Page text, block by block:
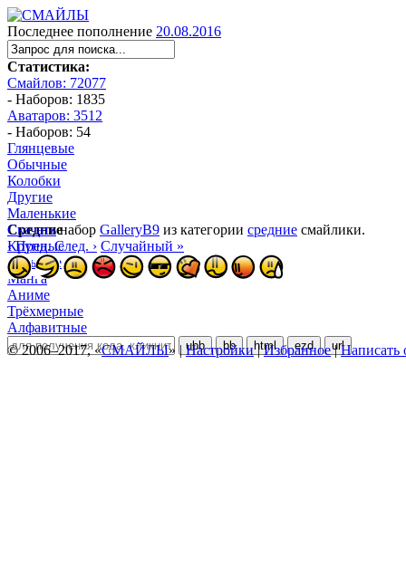
Последнее пополнение 20.08.2016
Статистика:
Смайлов: 72077
- Наборов: 1835
Аватаров: 3512
- Наборов: 54
Глянцевые
Обычные
Колобки
Другие
Маленькие
Средние
Крупные
Большие
Манга
Аниме
Трёхмерные
Алфавитные
ubb bb html ezd url
Скачатьнабор GalleryB9 из категории средние смайлики.
‹ Пред. След. › Случайный »
© 2006–2017, «СМАЙЛЫ» | Настройки|Избранное|Написать